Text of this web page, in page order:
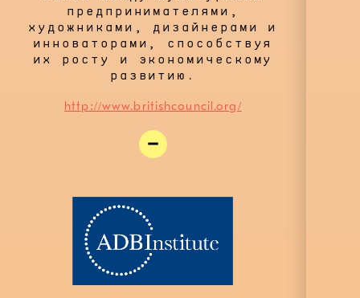
предпринимателями,
художниками, дизайнерами и
инноваторами, способствуя
их росту и экономическому
развитию.
http://www.britishcouncil.org/